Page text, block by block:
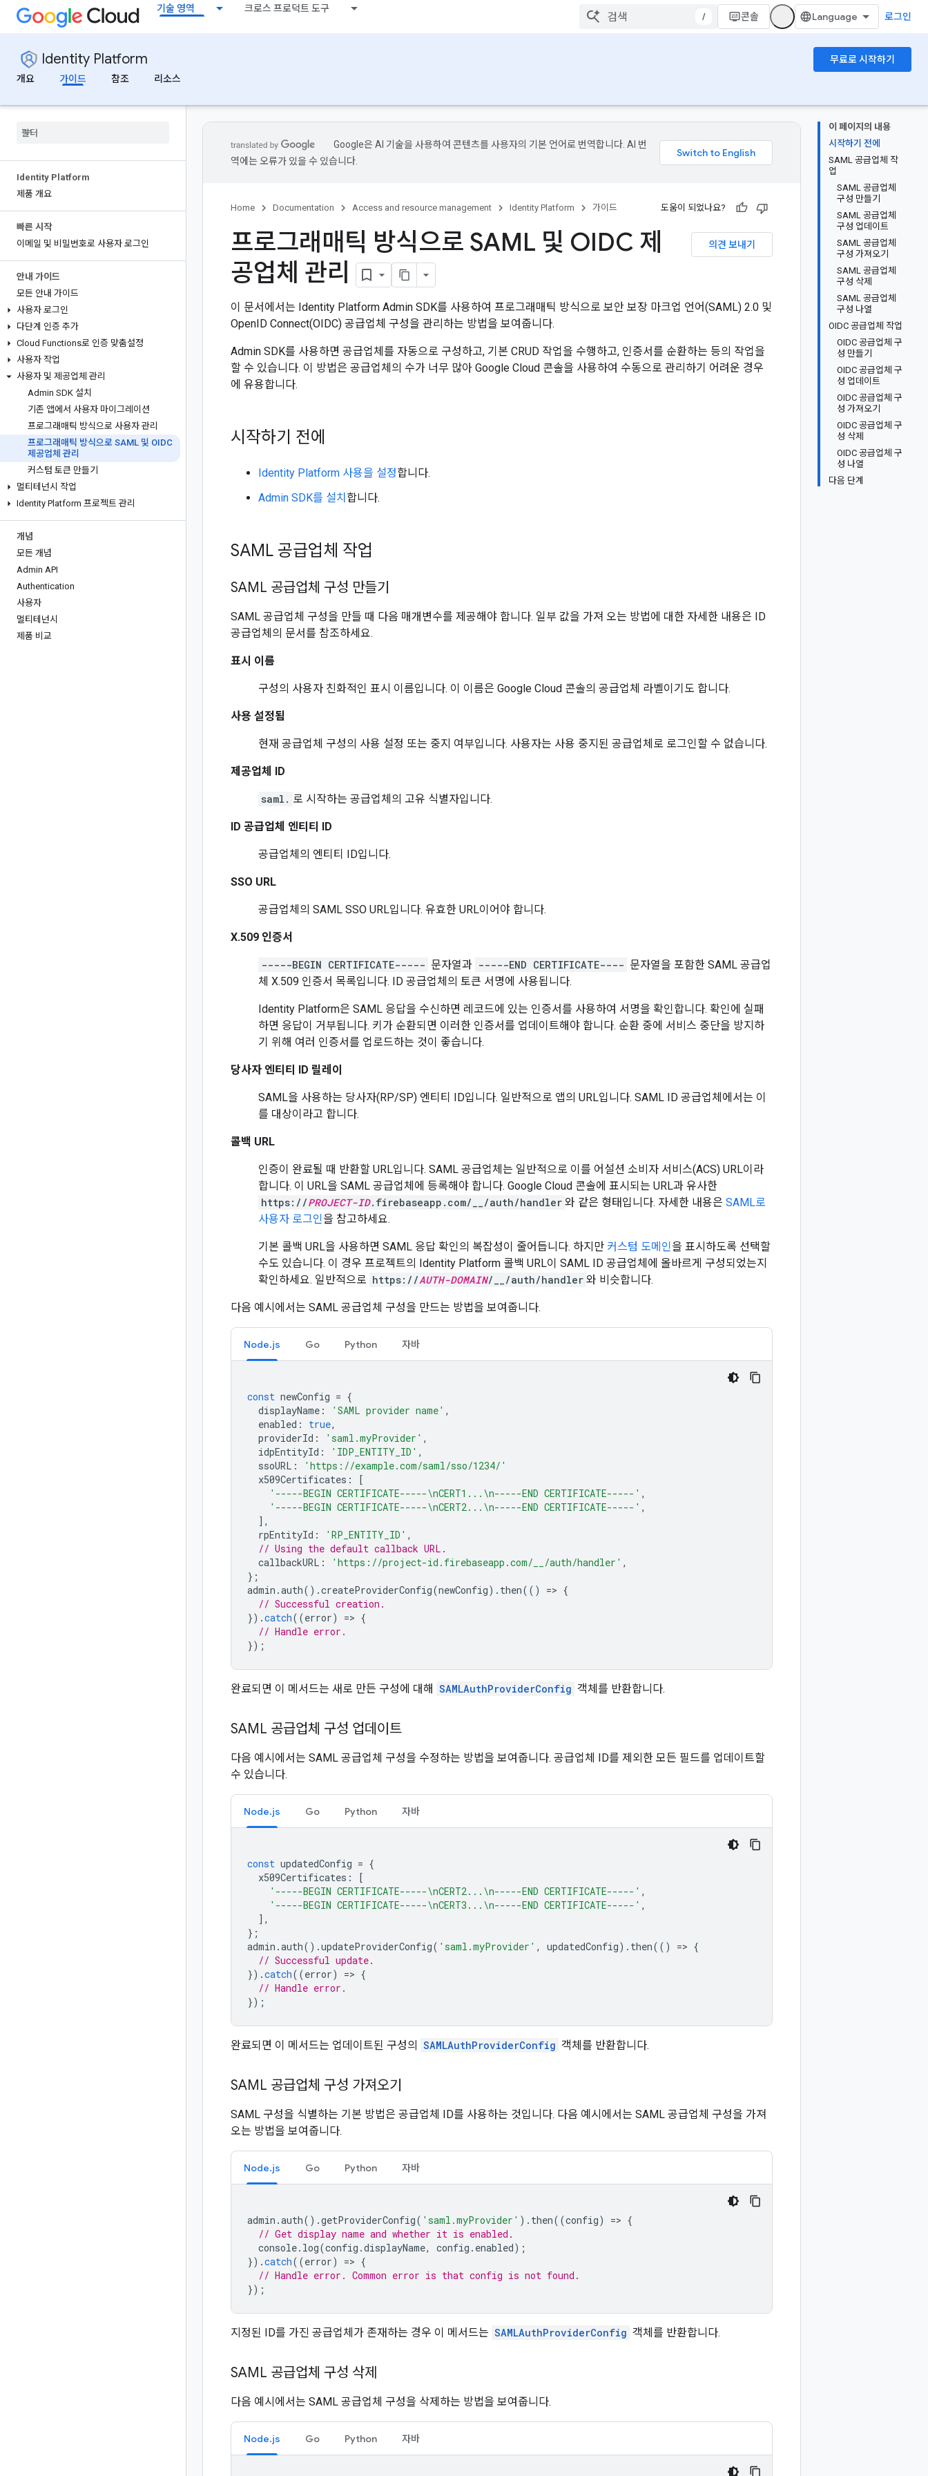
기술 영역 크로스 프로덕트 도구
/ 콘솔 로그인
Identity Platform
무료로 시작하기
개요
가이드 참조 리소스
Identity Platform
제품 개요
빠른 시작
이메일 및 비밀번호로 사용자 로그인
안내 가이드
모든 안내 가이드
사용자 로그인
다단계 인증 추가
Cloud Functions로 인증 맞춤설정
사용자 작업
사용자 및 제공업체 관리
Admin SDK 설치
기존 앱에서 사용자 마이그레이션
프로그래매틱 방식으로 사용자 관리
프로그래매틱 방식으로 SAML 및 OIDC
제공업체 관리
커스텀 토큰 만들기
멀티테넌시 작업
Identity Platform 프로젝트 관리
개념
모든 개념
Admin API
Authentication
사용자
멀티테넌시
제품 비교
이 페이지의 내용
시작하기 전에
SAML 공급업체 작
업
SAML 공급업체
구성 만들기
SAML 공급업체
구성 업데이트
SAML 공급업체
구성 가져오기
SAML 공급업체
구성 삭제
SAML 공급업체
구성 나열
OIDC 공급업체 작업
OIDC 공급업체 구
성 만들기
OIDC 공급업체 구
성 업데이트
OIDC 공급업체 구
성 가져오기
OIDC 공급업체 구
성 삭제
OIDC 공급업체 구
성 나열
다음 단계
Google은 AI 기술을 사용하여 콘텐츠를 사용자의 기본 언어로 번역합니다. AI 번
역에는 오류가 있을 수 있습니다.
Home Documentation Access and resource management Identity Platform 가이드 도움이 되었나요?
의견 보내기
프로그래매틱 방식으로 SAML 및 OIDC 제
공업체 관리
이 문서에서는 Identity Platform Admin SDK를 사용하여 프로그래매틱 방식으로 보안 보장 마크업 언어(SAML) 2.0 및
OpenID Connect(OIDC) 공급업체 구성을 관리하는 방법을 보여줍니다.
Admin SDK를 사용하면 공급업체를 자동으로 구성하고, 기본 CRUD 작업을 수행하고, 인증서를 순환하는 등의 작업을
할 수 있습니다. 이 방법은 공급업체의 수가 너무 많아 Google Cloud 콘솔을 사용하여 수동으로 관리하기 어려운 경우
에 유용합니다.
시작하기 전에
Identity Platform 사용을 설정합니다.
Admin SDK를 설치 합니다.
SAML 공급업체 작업
SAML 공급업체 구성 만들기
SAML 공급업체 구성을 만들 때 다음 매개변수를 제공해야 합니다. 일부 값을 가져 오는 방법에 대한 자세한 내용은 ID
공급업체의 문서를 참조하세요.
표시 이름
구성의 사용자 친화적인 표시 이름입니다. 이 이름은 Google Cloud 콘솔의 공급업체 라벨이기도 합니다.
사용 설정됨
현재 공급업체 구성의 사용 설정 또는 중지 여부입니다. 사용자는 사용 중지된 공급업체로 로그인할 수 없습니다.
제공업체 ID
saml. 로 시작하는 공급업체의 고유 식별자입니다.
ID 공급업체 엔티티 ID
공급업체의 엔티티 ID입니다.
SSO URL
공급업체의 SAML SSO URL입니다. 유효한 URL이어야 합니다.
X.509 인증서
-----BEGIN CERTIFICATE----- 문자열과 -----END CERTIFICATE---- 문자열을 포함한 SAML 공급업
체 X.509 인증서 목록입니다. ID 공급업체의 토큰 서명에 사용됩니다.
Identity Platform은 SAML 응답을 수신하면 레코드에 있는 인증서를 사용하여 서명을 확인합니다. 확인에 실패
하면 응답이 거부됩니다. 키가 순환되면 이러한 인증서를 업데이트해야 합니다. 순환 중에 서비스 중단을 방지하
기 위해 여러 인증서를 업로드하는 것이 좋습니다.
당사자 엔티티 ID 릴레이
SAML을 사용하는 당사자(RP/SP) 엔티티 ID입니다. 일반적으로 앱의 URL입니다. SAML ID 공급업체에서는 이
를 대상이라고 합니다.
콜백 URL
인증이 완료될 때 반환할 URL입니다. SAML 공급업체는 일반적으로 이를 어설션 소비자 서비스(ACS) URL이라
합니다. 이 URL을 SAML 공급업체에 등록해야 합니다. Google Cloud 콘솔에 표시되는 URL과 유사한
https://PROJECT-ID.firebaseapp.com/__/auth/handler 와 같은 형태입니다. 자세한 내용은 SAML로
사용자 로그인을 참고하세요.
기본 콜백 URL을 사용하면 SAML 응답 확인의 복잡성이 줄어듭니다. 하지만 커스텀 도메인을 표시하도록 선택할
수도 있습니다. 이 경우 프로젝트의 Identity Platform 콜백 URL이 SAML ID 공급업체에 올바르게 구성되었는지
확인하세요. 일반적으로 https://AUTH-DOMAIN/__/auth/handler 와 비슷합니다.
다음 예시에서는 SAML 공급업체 구성을 만드는 방법을 보여줍니다.
Node.js Go Python 자바
const newConfig = {
displayName : 'SAML provider name' ,
enabled : true,
providerId : 'saml.myProvider' ,
idpEntityId : 'IDP_ENTITY_ID' ,
ssoURL :
'https://example.com/saml/sso/1234/'
x509Certificates :
[
'-----BEGIN CERTIFICATE-----\nCERT1...\n-----END CERTIFICATE-----' ,
'-----BEGIN CERTIFICATE-----\nCERT2...\n-----END CERTIFICATE-----' ,
],
rpEntityId : 'RP_ENTITY_ID' ,
// Using the default callback URL.
callbackURL : 'https://project-id.firebaseapp.com/__/auth/handler' ,
};
admin .auth().createProviderConfig(newConfig). then(() => {
// Successful creation.
}).catch((error) => {
// Handle error.
});
완료되면 이 메서드는 새로 만든 구성에 대해 SAMLAuthProviderConfig 객체를 반환합니다.
SAML 공급업체 구성 업데이트
다음 예시에서는 SAML 공급업체 구성을 수정하는 방법을 보여줍니다. 공급업체 ID를 제외한 모든 필드를 업데이트할
수 있습니다.
Node.js Go Python 자바
const updatedConfig = {
x509Certificates :
[
'-----BEGIN CERTIFICATE-----\nCERT2...\n-----END CERTIFICATE-----' ,
'-----BEGIN CERTIFICATE-----\nCERT3...\n-----END CERTIFICATE-----' ,
],
};
admin .auth().updateProviderConfig( 'saml.myProvider' , updatedConfig). then(() => {
// Successful update.
}).catch((error) => {
// Handle error.
});
완료되면 이 메서드는 업데이트된 구성의 SAMLAuthProviderConfig 객체를 반환합니다.
SAML 공급업체 구성 가져오기
SAML 구성을 식별하는 기본 방법은 공급업체 ID를 사용하는 것입니다. 다음 예시에서는 SAML 공급업체 구성을 가져
오는 방법을 보여줍니다.
Node.js Go Python 자바
admin .auth().getProviderConfig( 'saml.myProvider' ). then((config) => {
// Get display name and whether it is enabled.
console. log(config .displayName, config . enabled);
}).catch((error) => {
// Handle error. Common error is that config is not found.
});
지정된 ID를 가진 공급업체가 존재하는 경우 이 메서드는 SAMLAuthProviderConfig 객체를 반환합니다.
SAML 공급업체 구성 삭제
다음 예시에서는 SAML 공급업체 구성을 삭제하는 방법을 보여줍니다.
Node.js Go Python 자바